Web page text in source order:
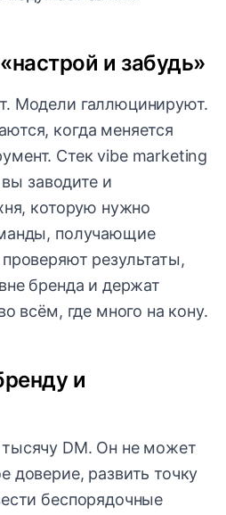
и забудь»
Модели галлюцинируют.
когда меняется
Стек vibe marketing
заводите и
которую нужно
получающие
результаты,
бренда и держат
всём, где много на кону.
и
DM. Он не может
доверие, развить точку
беспорядочные